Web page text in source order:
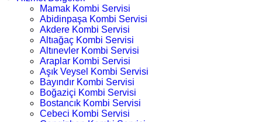
Mamak Kombi Servisi
Abidinpaşa Kombi Servisi
Akdere Kombi Servisi
Altıağaç Kombi Servisi
Altınevler Kombi Servisi
Araplar Kombi Servisi
Aşık Veysel Kombi Servisi
Bayındır Kombi Servisi
Boğaziçi Kombi Servisi
Bostancık Kombi Servisi
Cebeci Kombi Servisi